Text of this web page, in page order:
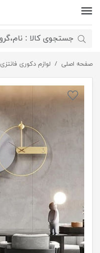
صفحه اصلی لوازم دکوری فانتزی
ساعت دیواری مینیمال جکسون